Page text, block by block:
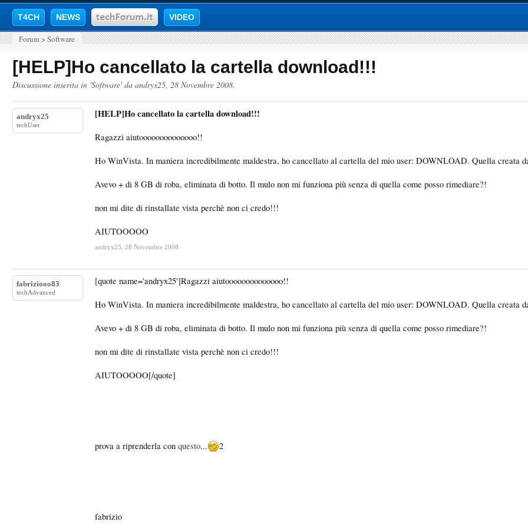
T4CH NEWS VIDEO
Forum > Software
[HELP]Ho cancellato la cartella download!!!
Discussione inserita in 'Software' da andryx25, 28 Novembre 2008.
andryx25
techUser
[HELP]Ho cancellato la cartella download!!!
Ragazzi aiutoooooooooooooo!!
Ho WinVista. In maniera incredibilmente maldestra, ho cancellato al cartella del mio user: DOWNLOAD. Quella creata
Avevo + di 8 GB di roba, eliminata di botto. Il mulo non mi funziona più senza di quella come posso rimediare?!
non mi dite di rinstallate vista perchè non ci credo!!!
AIUTOOOOO
andryx25 28 Novembre 2008
fabriziooo83
techAdvanced
[quote name='andryx25']Ragazzi aiutoooooooooooooo!!
Ho WinVista. In maniera incredibilmente maldestra, ho cancellato al cartella del mio user: DOWNLOAD. Quella creata
Avevo + di 8 GB di roba, eliminata di botto. Il mulo non mi funziona più senza di quella come posso rimediare?!
non mi dite di rinstallate vista perchè non ci credo!!!
AIUTOOOOO[/quote]
prova a riprenderla con questo... 2
fabrizio